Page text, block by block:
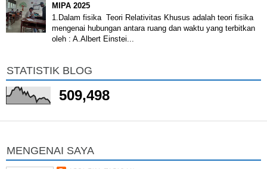
MIPA 2025
1.Dalam fisika Teori Relativitas Khusus adalah teori fisika
mengenai hubungan antara ruang dan waktu yang terbitkan
oleh : A.Albert Einstei...
STATISTIK BLOG
509,498
MENGENAI SAYA